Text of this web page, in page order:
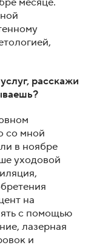
расскажи
со мной
в ноябре
уходовой
на
с помощью
лазерная
и